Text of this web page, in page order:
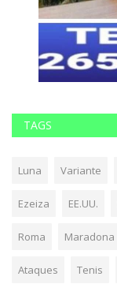
TAGS
Luna Variante
Ezeiza EE.UU.
Roma Maradona
Ataques Tenis